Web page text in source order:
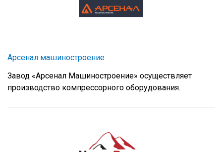
Арсенал машиностроение
Завод «Арсенал Машиностроение» осуществляет
производство компрессорного оборудования.